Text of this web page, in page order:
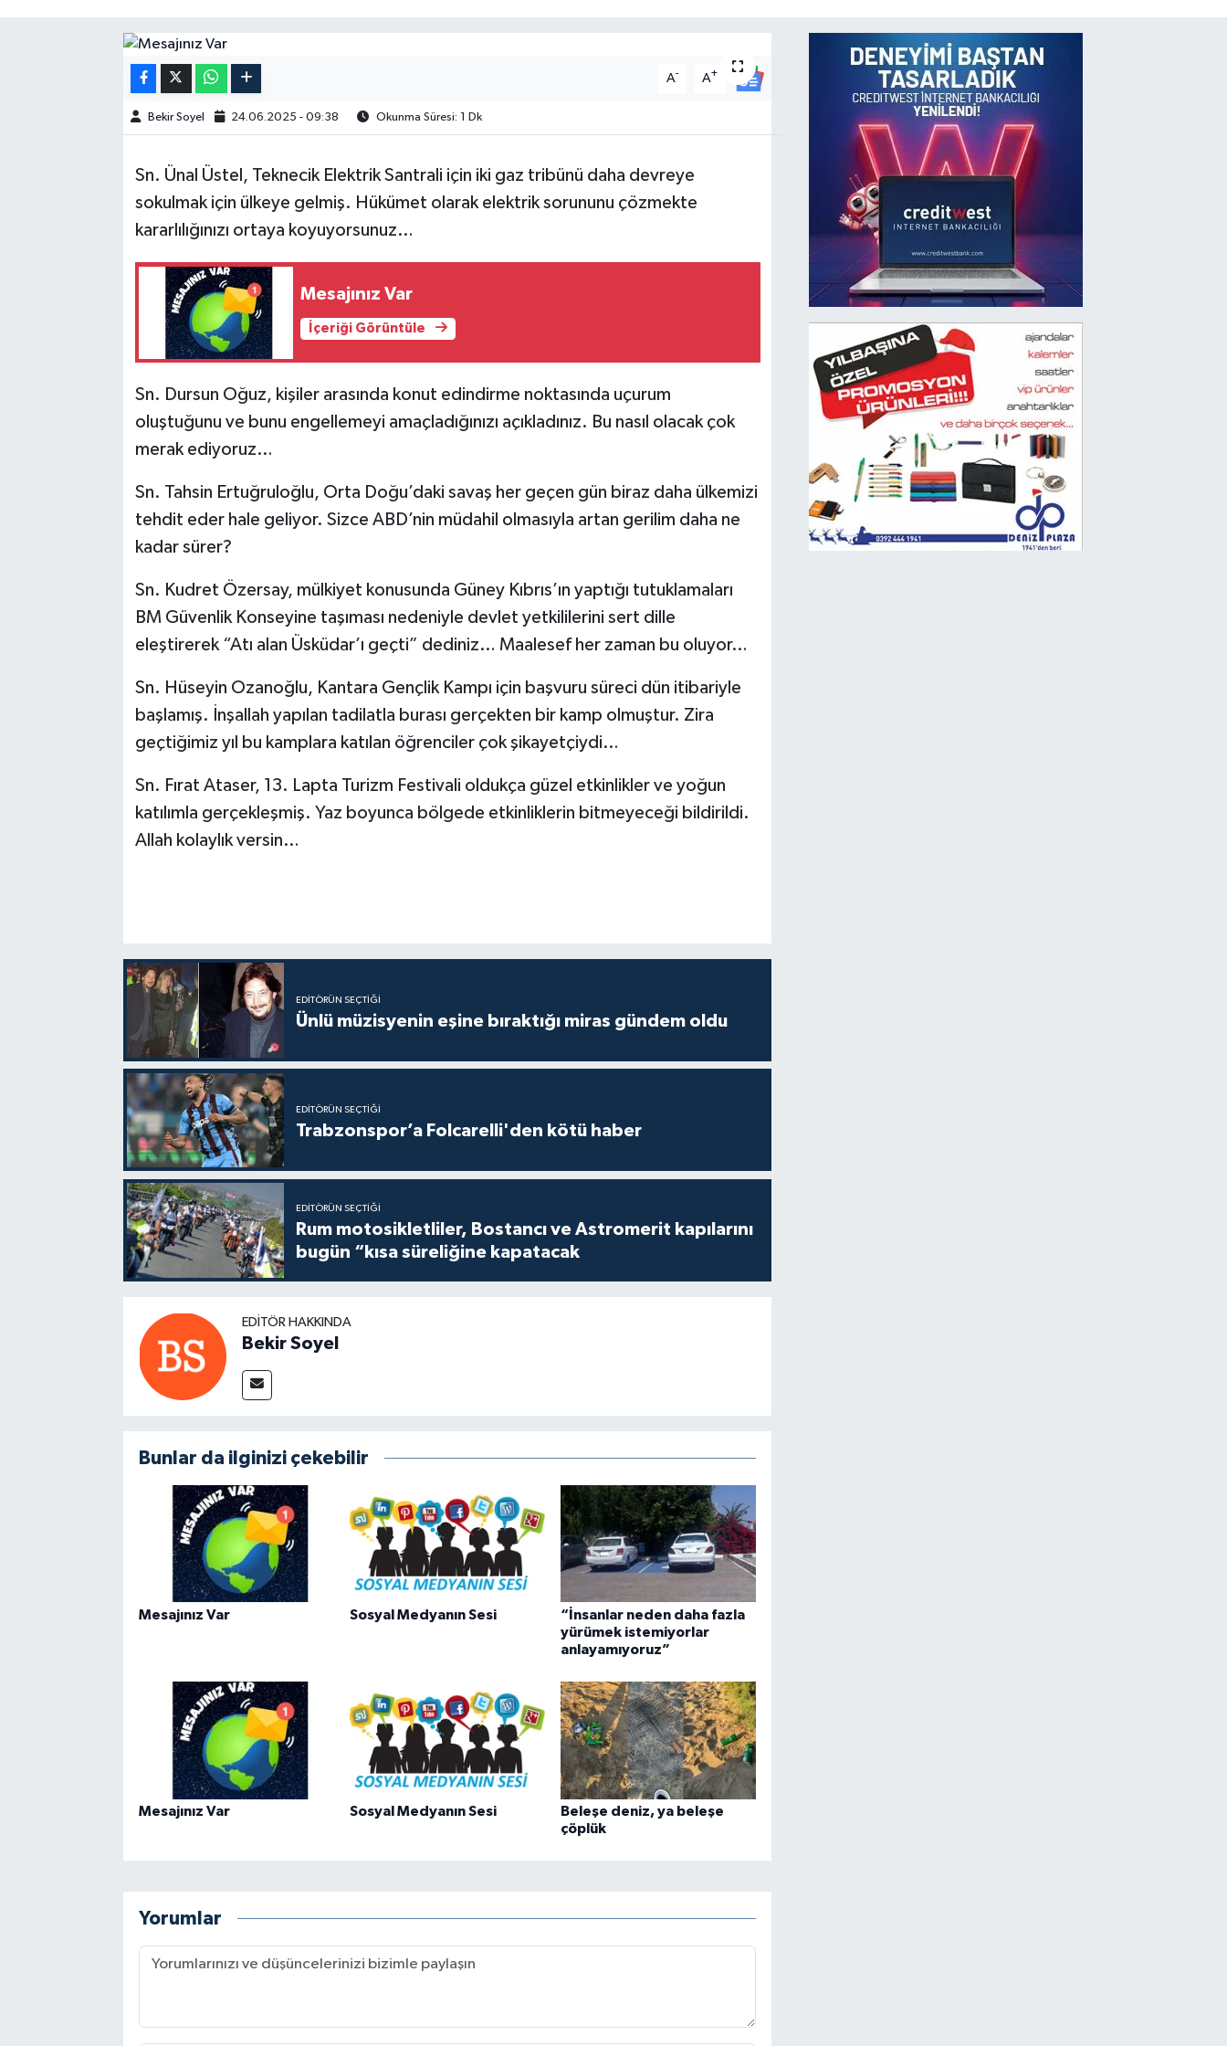
A- A+
Bekir Soyel 24.06.2025 - 09:38 Okunma Süresi: 1 Dk
Sn. Ünal Üstel, Teknecik Elektrik Santrali için iki gaz tribünü daha devreye
sokulmak için ülkeye gelmiş. Hükümet olarak elektrik sorununu çözmekte
kararlılığınızı ortaya koyuyorsunuz…
Mesajınız Var
İçeriği Görüntüle
Sn. Dursun Oğuz, kişiler arasında konut edindirme noktasında uçurum
oluştuğunu ve bunu engellemeyi amaçladığınızı açıkladınız. Bu nasıl olacak çok
merak ediyoruz…
Sn. Tahsin Ertuğruloğlu, Orta Doğu’daki savaş her geçen gün biraz daha ülkemizi
tehdit eder hale geliyor. Sizce ABD’nin müdahil olmasıyla artan gerilim daha ne
kadar sürer?
Sn. Kudret Özersay, mülkiyet konusunda Güney Kıbrıs’ın yaptığı tutuklamaları
BM Güvenlik Konseyine taşıması nedeniyle devlet yetkililerini sert dille
eleştirerek “Atı alan Üsküdar’ı geçti” dediniz… Maalesef her zaman bu oluyor…
Sn. Hüseyin Ozanoğlu, Kantara Gençlik Kampı için başvuru süreci dün itibariyle
başlamış. İnşallah yapılan tadilatla burası gerçekten bir kamp olmuştur. Zira
geçtiğimiz yıl bu kamplara katılan öğrenciler çok şikayetçiydi…
Sn. Fırat Ataser, 13. Lapta Turizm Festivali oldukça güzel etkinlikler ve yoğun
katılımla gerçekleşmiş. Yaz boyunca bölgede etkinliklerin bitmeyeceği bildirildi.
Allah kolaylık versin…
EDITÖRÜN SEÇTIĞI
Ünlü müzisyenin eşine bıraktığı miras gündem oldu
EDITÖRÜN SEÇTIĞI
Trabzonspor’a Folcarelli'den kötü haber
EDITÖRÜN SEÇTIĞI
Rum motosikletliler, Bostancı ve Astromerit kapılarını
bugün “kısa süreliğine kapatacak
EDITÖR HAKKINDA
Bekir Soyel
Bunlar da ilginizi çekebilir
Mesajınız Var Sosyal Medyanın Sesi
“İnsanlar neden daha fazla
yürümek istemiyorlar
anlayamıyoruz”
Mesajınız Var Sosyal Medyanın Sesi
Beleşe deniz, ya beleşe
çöplük
Yorumlar